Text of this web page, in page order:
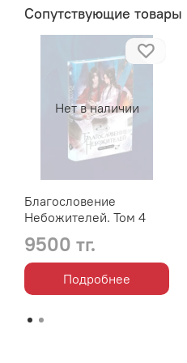
Сопутствующие товары
Нет в наличии
Благословение
Небожителей. Том 4
9500 тг.
Подробнее